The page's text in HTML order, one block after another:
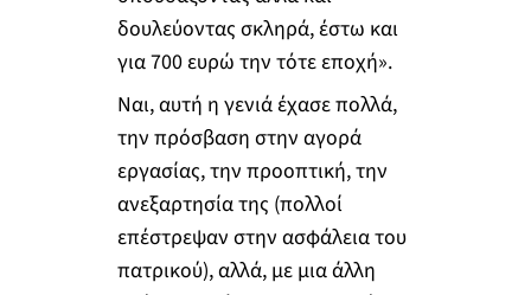
δουλεύοντας σκληρά, έστω και
για 700 ευρώ την τότε εποχή».
Ναι, αυτή η γενιά έχασε πολλά,
την πρόσβαση στην αγορά
εργασίας, την προοπτική, την
ανεξαρτησία της (πολλοί
επέστρεψαν στην ασφάλεια του
πατρικού), αλλά, με μια άλλη